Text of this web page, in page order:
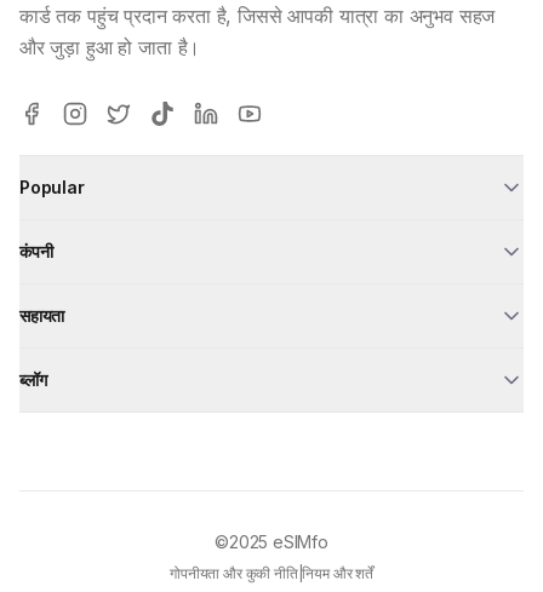
कार्ड तक पहुंच प्रदान करता है, जिससे आपकी यात्रा का अनुभव सहज
और जुड़ा हुआ हो जाता है।
Popular
कंपनी
सहायता
ब्लॉग
©2025 eSIMfo
गोपनीयता और कुकी नीति|नियम और शर्तें